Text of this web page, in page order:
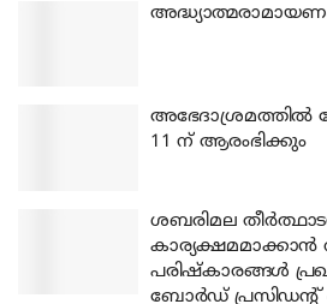
അദ്ധ്യാത്മരാമായണം
അഭേദാശ്രമത്തില്‍
11 ന് ആരംഭിക്കും
ശബരിമല
കാര്യക്ഷമമാക്കാന്‍
പരിഷ്‌കാരങ്ങള്‍
ബോര്‍ഡ്